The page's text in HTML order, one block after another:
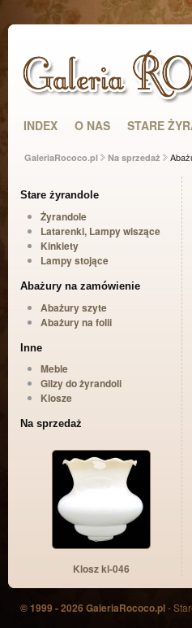
INDEX O NAS STARE
GaleriaRococo.pl Na sprzedaż
Stare żyrandole
Żyrandole
Latarenki, Lampy wiszące
Kinkiety
Lampy stojące
Abażury na zamówienie
Abażury szyte
Abażury na folii
Inne
Meble
Gilzy do żyrandoli
Klosze
Na sprzedaż
Klosz kl-046
© 1999 - 2026 GaleriaRococo.pl-